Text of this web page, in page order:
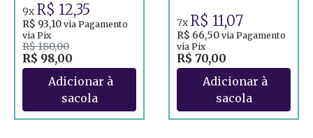
R$ 180,00
R$ 98,00
9x R$ 12,35
R$ 93,10 via Pagamento
via Pix
R$ 70,00
7x R$ 11,07
R$ 66,50 via Pagamento
via Pix